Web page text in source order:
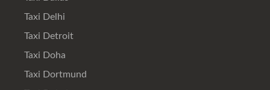
Taxi Delhi
Taxi Detroit
Taxi Doha
Taxi Dortmund